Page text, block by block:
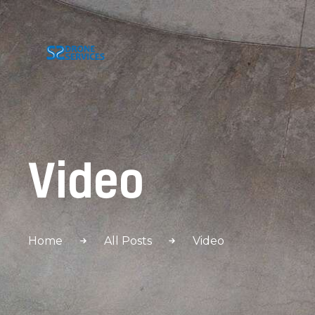
Video
Home All Posts Video